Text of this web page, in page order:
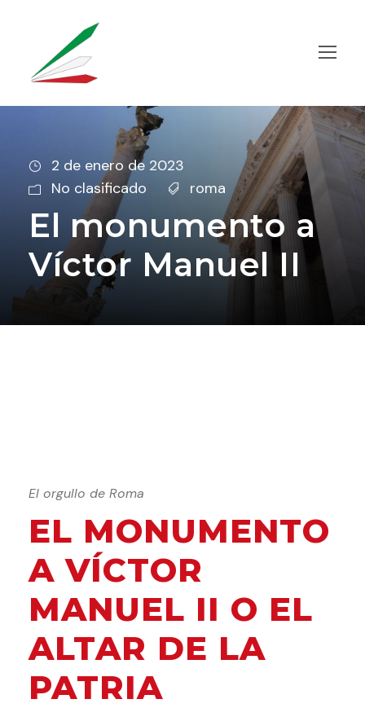
2 de enero de 2023
No clasificado
roma
El monumento a
Víctor Manuel II
El orgullo de Roma
EL MONUMENTO
A VÍCTOR
MANUEL II O EL
ALTAR DE LA
PATRIA